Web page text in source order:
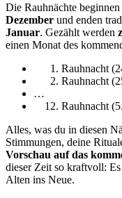
Die Rauhnächte
Dezember und enden
Januar. Gezählt werden
einen Monat des
Rauhnacht
Rauhnacht
…
Rauhnacht
Alles, was du in diesen
Stimmungen, deine
Vorschau auf das
dieser Zeit so kraftvoll:
Alten ins Neue.